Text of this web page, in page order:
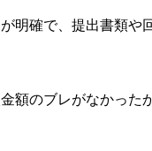
確で、提出書類や
のブレがなかっ